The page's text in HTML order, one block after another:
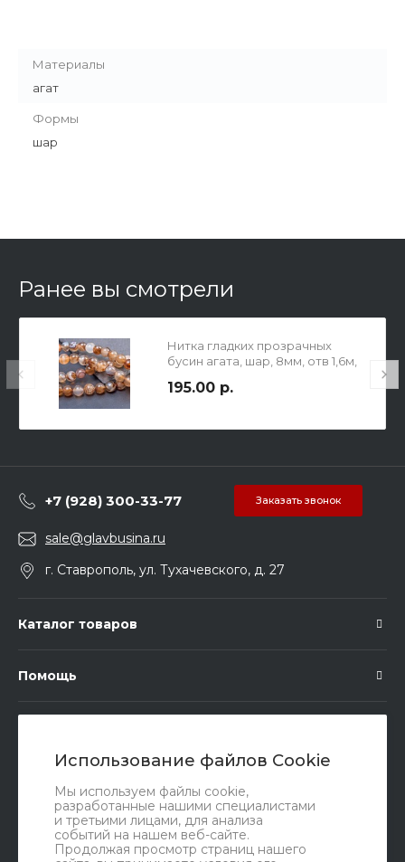
Использование файлов Cookie
Мы используем файлы cookie,
разработанные нашими специалистами
и третьими лицами, для анализа
событий на нашем веб-сайте.
Продолжая просмотр страниц нашего
Материалы
агат
Формы
шар
Ранее вы смотрели
Нитка гладких прозрачных
бусин агата, шар, 8мм, отв 1,6м,
(молочный светло и темно
195.00 р.
+7 (928) 300-33-77 Заказать звонок
sale@glavbusina.ru
г. Ставрополь, ул. Тухачевского, д. 27
Каталог товаров
Помощь